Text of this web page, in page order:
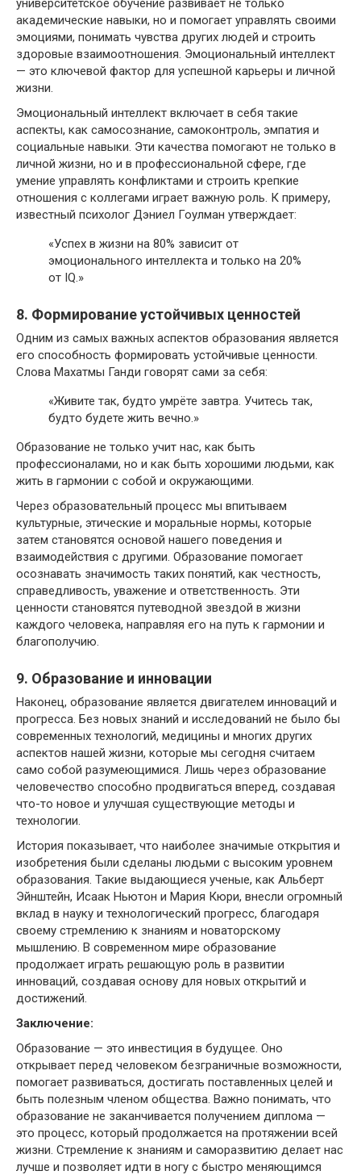
университетское обучение развивает не только
академические навыки, но и помогает управлять своими
эмоциями, понимать чувства других людей и строить
здоровые взаимоотношения. Эмоциональный интеллект
— это ключевой фактор для успешной карьеры и личной
жизни.
Эмоциональный интеллект включает в себя такие
аспекты, как самосознание, самоконтроль, эмпатия и
социальные навыки. Эти качества помогают не только в
личной жизни, но и в профессиональной сфере, где
умение управлять конфликтами и строить крепкие
отношения с коллегами играет важную роль. К примеру,
известный психолог Дэниел Гоулман утверждает:
«Успех в жизни на 80% зависит от
эмоционального интеллекта и только на 20%
от IQ.»
8. Формирование устойчивых ценностей
Одним из самых важных аспектов образования является
его способность формировать устойчивые ценности.
Слова Махатмы Ганди говорят сами за себя:
«Живите так, будто умрёте завтра. Учитесь так,
будто будете жить вечно.»
Образование не только учит нас, как быть
профессионалами, но и как быть хорошими людьми, как
жить в гармонии с собой и окружающими.
Через образовательный процесс мы впитываем
культурные, этические и моральные нормы, которые
затем становятся основой нашего поведения и
взаимодействия с другими. Образование помогает
осознавать значимость таких понятий, как честность,
справедливость, уважение и ответственность. Эти
ценности становятся путеводной звездой в жизни
каждого человека, направляя его на путь к гармонии и
благополучию.
9. Образование и инновации
Наконец, образование является двигателем инноваций и
прогресса. Без новых знаний и исследований не было бы
современных технологий, медицины и многих других
аспектов нашей жизни, которые мы сегодня считаем
само собой разумеющимися. Лишь через образование
человечество способно продвигаться вперед, создавая
что-то новое и улучшая существующие методы и
технологии.
История показывает, что наиболее значимые открытия и
изобретения были сделаны людьми с высоким уровнем
образования. Такие выдающиеся ученые, как Альберт
Эйнштейн, Исаак Ньютон и Мария Кюри, внесли огромный
вклад в науку и технологический прогресс, благодаря
своему стремлению к знаниям и новаторскому
мышлению. В современном мире образование
продолжает играть решающую роль в развитии
инноваций, создавая основу для новых открытий и
достижений.
Заключение:
Образование — это инвестиция в будущее. Оно
открывает перед человеком безграничные возможности,
помогает развиваться, достигать поставленных целей и
быть полезным членом общества. Важно понимать, что
образование не заканчивается получением диплома —
это процесс, который продолжается на протяжении всей
жизни. Стремление к знаниям и саморазвитию делает нас
лучше и позволяет идти в ногу с быстро меняющимся